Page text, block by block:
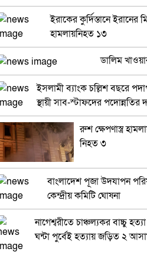
ইরাকের কুর্দিস্তানে ইরানের
হামলায়নিহত ১৩
ডালিম
ইসলামী ব্যাংক চল্লিশ বছরে
স্থায়ী সাব-স্টাফদের পদোন্নতির
রুশ ক্ষেপণাস্ত্র
নিহত ৩
বাংলাদেশ পূজা উদযাপন
কেন্দ্রীয় কমিটি ঘোষনা
নাগেশ্বরীতে চাঞ্চল্যকর বাচ্চু
ঘন্টা পুর্বেই হত্যায় জড়িত ২